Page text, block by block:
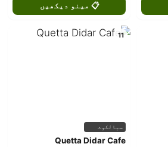
📋 مینو دیکھیں
11
سیالکوٹ
Quetta Didar Cafe